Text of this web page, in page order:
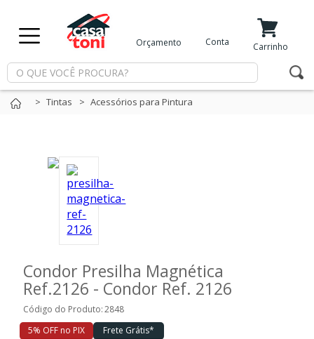
Minha Conta
Meus Favoritos
Departamentos
Orçamento Conta Carrinho
Tintas Acessórios para Pintura
Condor Presilha Magnética
Ref.2126 - Condor Ref. 2126
Código do Produto: 2848
5% OFF no PIX
Frete Grátis*